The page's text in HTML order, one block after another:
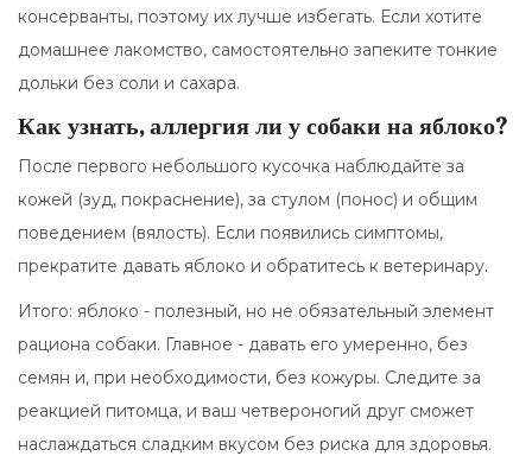
консерванты, поэтому их лучше избегать. Если хотите
домашнее лакомство, самостоятельно запеките тонкие
дольки без соли и сахара.
Как узнать, аллергия ли у собаки на яблоко?
После первого небольшого кусочка наблюдайте за
кожей (зуд, покраснение), за стулом (понос) и общим
поведением (вялость). Если появились симптомы,
прекратите давать яблоко и обратитесь к ветеринару.
Итого: яблоко - полезный, но не обязательный элемент
рациона собаки. Главное - давать его умеренно, без
семян и, при необходимости, без кожуры. Следите за
реакцией питомца, и ваш четвероногий друг сможет
наслаждаться сладким вкусом без риска для здоровья.